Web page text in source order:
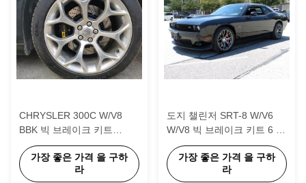
CHRYSLER 300C W/V8
BBK 빅 브레이크 키트
355*32 앞바퀴와 뒷바퀴를
위한 디스크 로터
가장 좋은 가격 을 구하
라
도지 챌린저 SRT-8 W/V6
W/V8 빅 브레이크 키트 6 피
스톤 칼리퍼 405*34mm 로
터
가장 좋은 가격 을 구하
라